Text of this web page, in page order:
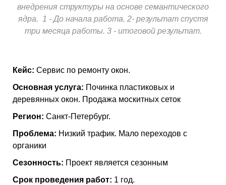
внедрения структуры на основе семантического
ядра. 1 - До начала работа. 2- результат спустя
три месяца работы. 3 - итоговой результат.
Кейс: Сервис по ремонту окон.
Основная услуга: Починка пластиковых и
деревянных окон. Продажа москитных сеток
Регион: Санкт-Петербург.
Проблема: Низкий трафик. Мало переходов с
органики
Сезонность: Проект является сезонным
Срок проведения работ: 1 год.